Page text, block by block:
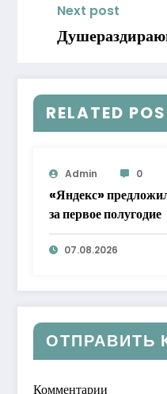
Next post
RELATED
Admin 0
«Яндекс»
за первое полугодие
07.08.2026
ОТПРАВИТЬ
Комментарии